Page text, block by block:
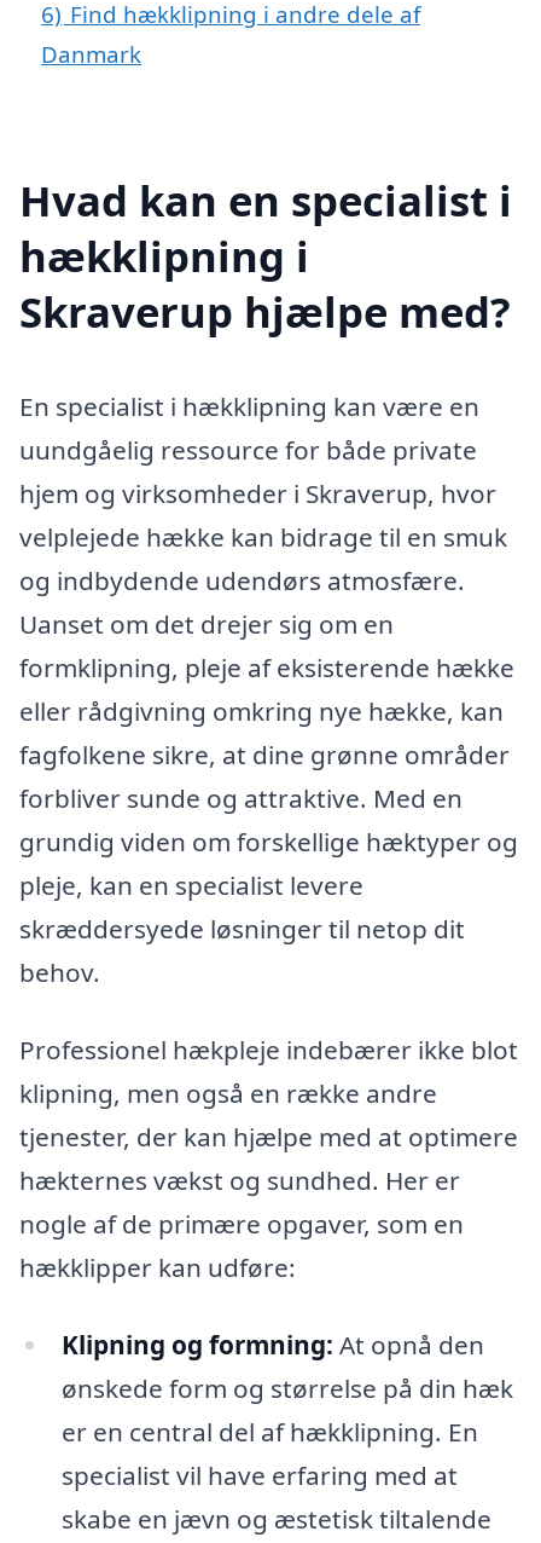
6) Find hækklipning i andre dele af
Danmark
Hvad kan en specialist i
hækklipning i
Skraverup hjælpe med?
En specialist i hækklipning kan være en
uundgåelig ressource for både private
hjem og virksomheder i Skraverup, hvor
velplejede hække kan bidrage til en smuk
og indbydende udendørs atmosfære.
Uanset om det drejer sig om en
formklipning, pleje af eksisterende hække
eller rådgivning omkring nye hække, kan
fagfolkene sikre, at dine grønne områder
forbliver sunde og attraktive. Med en
grundig viden om forskellige hæktyper og
pleje, kan en specialist levere
skræddersyede løsninger til netop dit
behov.
Professionel hækpleje indebærer ikke blot
klipning, men også en række andre
tjenester, der kan hjælpe med at optimere
hækternes vækst og sundhed. Her er
nogle af de primære opgaver, som en
hækklipper kan udføre:
Klipning og formning: At opnå den
ønskede form og størrelse på din hæk
er en central del af hækklipning. En
specialist vil have erfaring med at
skabe en jævn og æstetisk tiltalende